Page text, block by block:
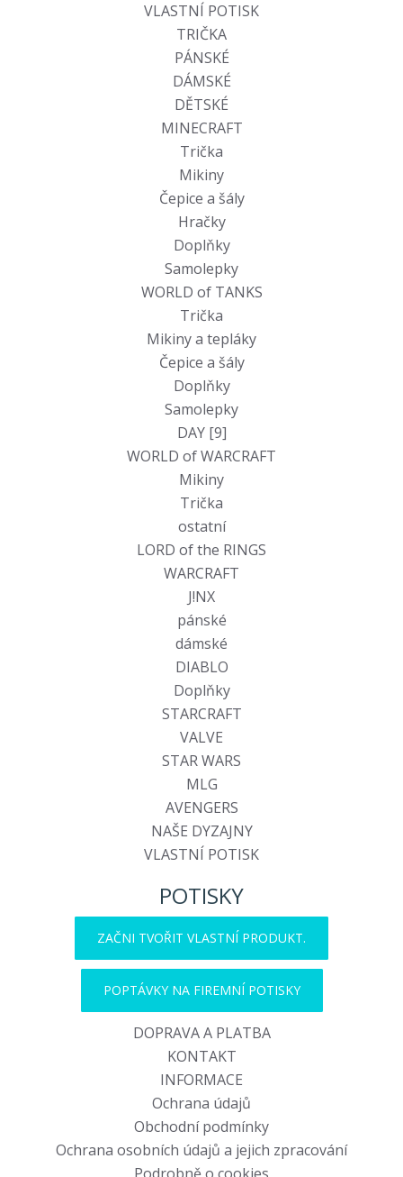
VLASTNÍ POTISK
TRIČKA
PÁNSKÉ
DÁMSKÉ
DĚTSKÉ
MINECRAFT
Trička
Mikiny
Čepice a šály
Hračky
Doplňky
Samolepky
WORLD of TANKS
Trička
Mikiny a tepláky
Čepice a šály
Doplňky
Samolepky
DAY [9]
WORLD of WARCRAFT
Mikiny
Trička
ostatní
LORD of the RINGS
WARCRAFT
J!NX
pánské
dámské
DIABLO
Doplňky
STARCRAFT
VALVE
STAR WARS
MLG
AVENGERS
NAŠE DYZAJNY
VLASTNÍ POTISK
POTISKY
ZAČNI TVOŘIT VLASTNÍ PRODUKT.
POPTÁVKY NA FIREMNÍ POTISKY
DOPRAVA A PLATBA
KONTAKT
INFORMACE
Ochrana údajů
Obchodní podmínky
Ochrana osobních údajů a jejich zpracování